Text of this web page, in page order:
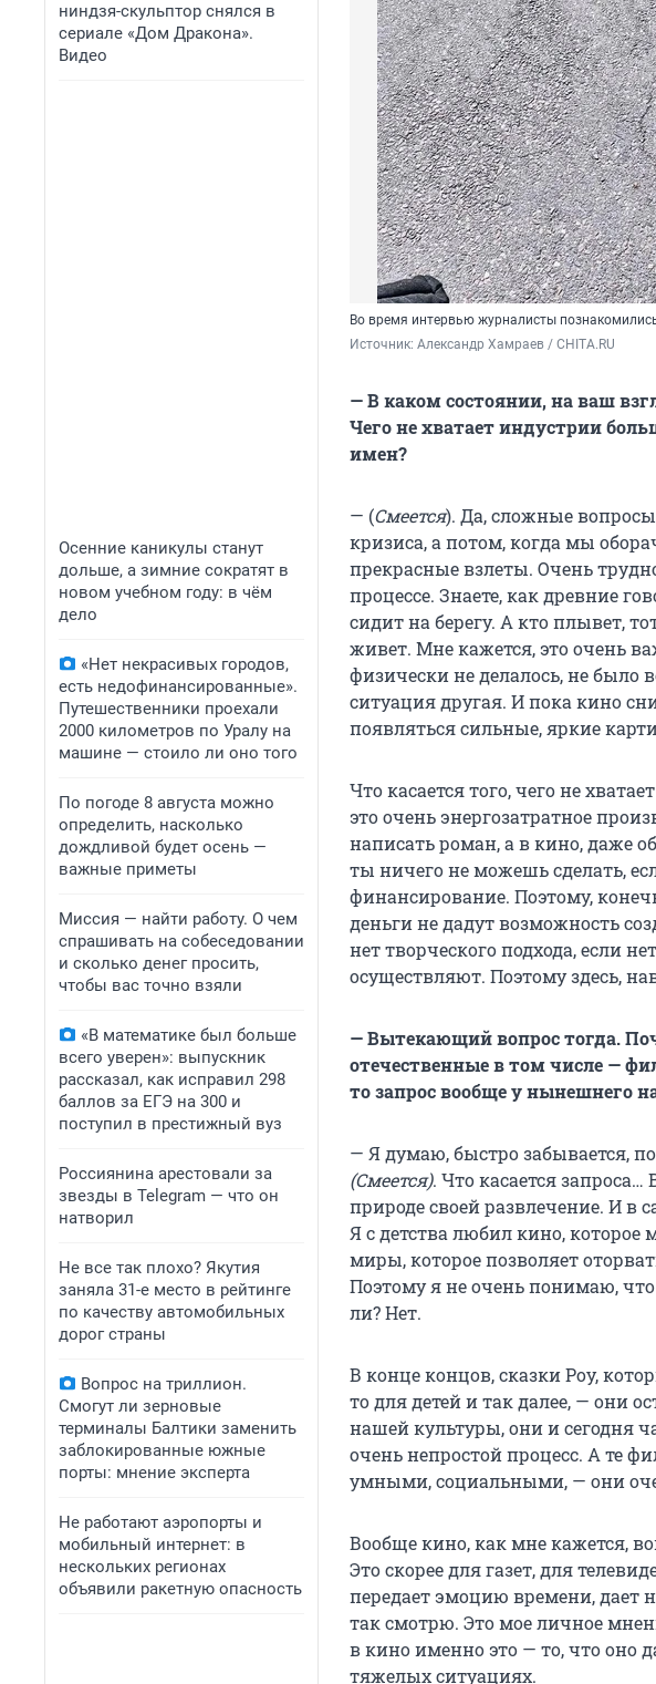
ниндзя-скульптор снялся в
сериале «Дом Дракона».
Видео
Осенние каникулы станут
дольше, а зимние сократят в
новом учебном году: в чём
дело
«Нет некрасивых городов,
есть недофинансированные».
Путешественники проехали
2000 километров по Уралу на
машине — стоило ли оно того
По погоде 8 августа можно
определить, насколько
дождливой будет осень —
важные приметы
Миссия — найти работу. О чем
спрашивать на собеседовании
и сколько денег просить,
чтобы вас точно взяли
«В математике был больше
всего уверен»: выпускник
рассказал, как исправил 298
баллов за ЕГЭ на 300 и
поступил в престижный вуз
Россиянина арестовали за
звезды в Telegram — что он
натворил
Не все так плохо? Якутия
заняла 31-е место в рейтинге
по качеству автомобильных
дорог страны
Вопрос на триллион.
Смогут ли зерновые
терминалы Балтики заменить
заблокированные южные
порты: мнение эксперта
Не работают аэропорты и
мобильный интернет: в
нескольких регионах
объявили ракетную опасность
Во время интервью журналисты
Источник: Александр Хамраев / CHITA.RU
— В каком состоянии, на ваш
Чего не хватает индустрии
имен?
— (Смеется). Да, сложные вопросы
кризиса, а потом, когда мы
прекрасные взлеты. Очень
процессе. Знаете, как древние
сидит на берегу. А кто плывет,
живет. Мне кажется, это очень
физически не делалось, не было
ситуация другая. И пока кино
появляться сильные, яркие
Что касается того, чего не
это очень энергозатратное
написать роман, а в кино, даже
ты ничего не можешь сделать,
финансирование. Поэтому,
деньги не дадут возможность
нет творческого подхода, если
осуществляют. Поэтому здесь,
— Вытекающий вопрос тогда.
отечественные в том числе —
то запрос вообще у нынешнего
— Я думаю, быстро забывается,
(Смеется). Что касается
природе своей развлечение. И в
Я с детства любил кино, которое
миры, которое позволяет
Поэтому я не очень понимаю,
ли? Нет.
В конце концов, сказки Роу,
то для детей и так далее, — они
нашей культуры, они и сегодня
очень непростой процесс. А те
умными, социальными, — они
Вообще кино, как мне кажется,
Это скорее для газет, для
передает эмоцию времени, дает
так смотрю. Это мое личное
в кино именно это — то, что оно
тяжелых ситуациях.